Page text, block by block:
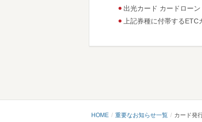
出光カード カードローン
上記券種に付帯する
HOME 重要なお知らせ一覧 カード発